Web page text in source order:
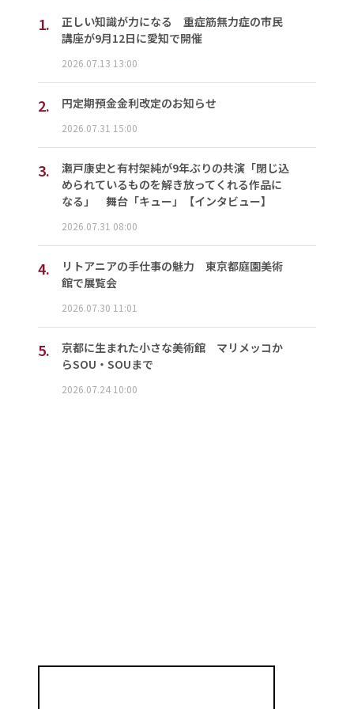
1.
正しい知識が力になる 重症筋無力症の市民
講座が9月12日に愛知で開催
2026.07.13 13:00
2. 円定期預金金利改定のお知らせ
2026.07.31 15:00
3.
瀬戸康史と有村架純が9年ぶりの共演「閉じ込
められているものを解き放ってくれる作品に
なる」 舞台「キュー」【インタビュー】
2026.07.31 08:00
4.
リトアニアの手仕事の魅力 東京都庭園美術
館で展覧会
2026.07.30 11:01
5.
京都に生まれた小さな美術館 マリメッコか
らSOU・SOUまで
2026.07.24 10:00